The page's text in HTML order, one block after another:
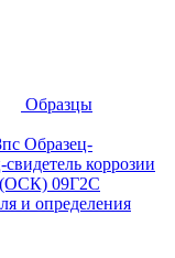
Образцы
Образец-
коррозии
(ОСК) 09Г2С
и определения